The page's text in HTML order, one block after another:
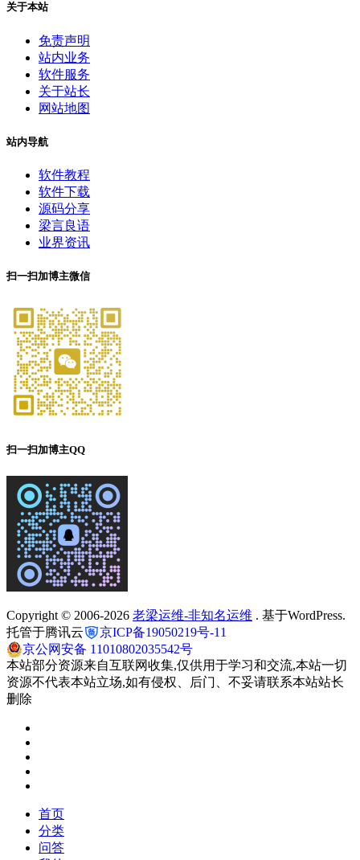
关于本站
免责声明
站内业务
软件服务
关于站长
网站地图
站内导航
软件教程
软件下载
源码分享
梁言良语
业界资讯
扫一扫加博主微信
扫一扫加博主QQ
Copyright © 2006-2026 老梁运维-非知名运维 . 基于WordPress.
托管于腾讯云
京ICP备19050219号-11
京公网安备 11010802035542号
本站部分资源来自互联网收集,仅供用于学习和交流,本站一切
资源不代表本站立场,如有侵权、后门、不妥请联系本站站长
删除
首页
分类
问答